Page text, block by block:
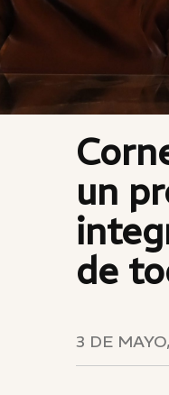
un
de
3 DE